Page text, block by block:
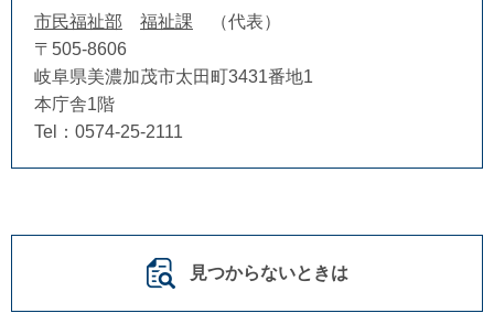
市民福祉部 福祉課
代表
〒505-8606
岐阜県美濃加茂市太田町3431番地1
本庁舎1階
Tel：0574-25-2111
見つからないときは